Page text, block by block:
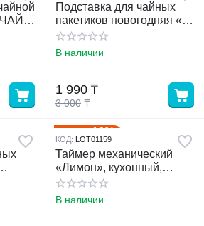
Подставка для чайных
пакетиков новогодняя «С
Новым годом», 8×9 см
В наличии
3 000 ₸
1 990 ₸
16%
КОД: LOT01159
Таймер механический
«Лимон», кухонный,
6×6×8 см, жёлтый
В наличии